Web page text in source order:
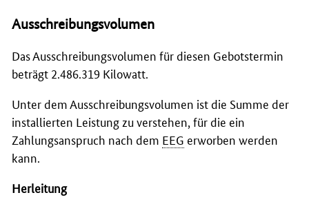
Ausschreibungsvolumen
Das Ausschreibungsvolumen für diesen Gebotstermin
beträgt 2.486.319 Kilowatt.
Unter dem Ausschreibungsvolumen ist die Summe der
installierten Leistung zu verstehen, für die ein
Zahlungsanspruch nach dem EEG erworben werden
kann.
Herleitung